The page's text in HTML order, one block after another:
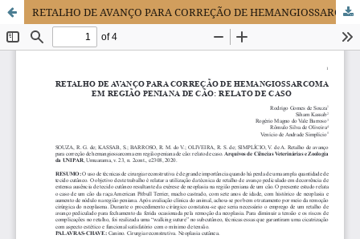
RETALHO DE AVANÇO PARA CORREÇÃO DE HEMANGIOSSARCOMA EM REGIÃO PENIANA DE CÃO: RELATO DE CASO